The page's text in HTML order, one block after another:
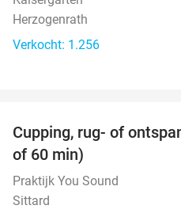
Herzogenrath
Verkocht: 1.256
Cupping, rug- of
of 60 min)
Praktijk You Sound
Sittard